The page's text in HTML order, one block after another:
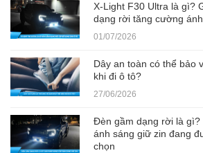
X-Light F30 Ultra là gì?
dạng rời tăng cường
01/07/2026
Dây an toàn có thể bảo
khi đi ô tô?
27/06/2026
Đèn gầm dạng rời là gì?
ánh sáng giữ zin đang
chọn